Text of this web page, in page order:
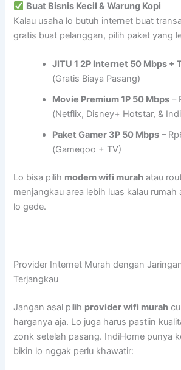
Buat Bisnis Kecil & Warung Kopi
Kalau usaha lo butuh internet buat
gratis buat pelanggan, pilih paket yang
JITU 1 2P Internet 50 Mbps +
(Gratis Biaya Pasang)
Movie Premium 1P 50 Mbps –
(Netflix, Disney+ Hotstar, &
Paket Gamer 3P 50 Mbps –
(Gameqoo + TV)
Lo bisa pilih modem wifi murah atau
menjangkau area lebih luas kalau rumah
lo gede.
Provider Internet Murah dengan
Terjangkau
Jangan asal pilih provider wifi murah
harganya aja. Lo juga harus pastiin
zonk setelah pasang. IndiHome punya
bikin lo nggak perlu khawatir: